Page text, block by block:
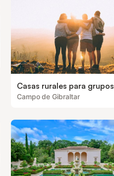
Casas rurales para grupos
Campo de Gibraltar